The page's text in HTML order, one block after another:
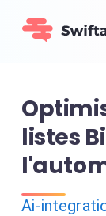
listes
Ai-